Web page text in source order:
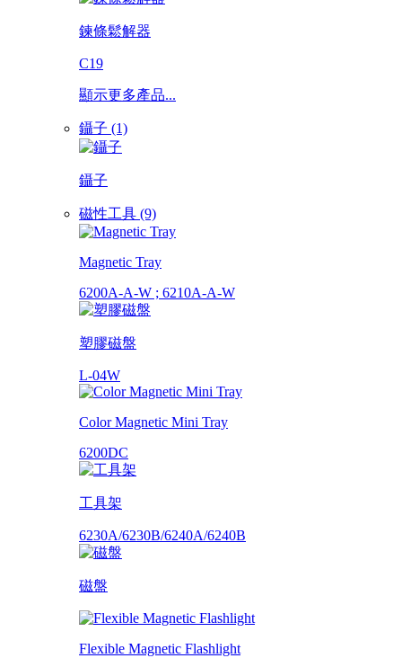
鍊條鬆解器
C19
顯示更多產品...
鑷子 (1)
鑷子
磁性工具 (9)
Magnetic Tray
6200A-A-W ; 6210A-A-W
塑膠磁盤
L-04W
Color Magnetic Mini Tray
6200DC
工具架
6230A/6230B/6240A/6240B
磁盤
Flexible Magnetic Flashlight